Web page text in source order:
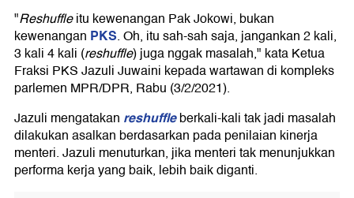
"Reshuffleitu kewenangan Pak Jokowi, bukan
kewenangan PKS. Oh, itu sah-sah saja, jangankan 2 kali,
3 kali 4 kali (reshuffle) juga nggak masalah," kata Ketua
Fraksi PKS Jazuli Juwaini kepada wartawan di kompleks
parlemen MPR/DPR, Rabu (3/2/2021).
Jazuli mengatakan reshuffleberkali-kali tak jadi masalah
dilakukan asalkan berdasarkan pada penilaian kinerja
menteri. Jazuli menuturkan, jika menteri tak menunjukkan
performa kerja yang baik, lebih baik diganti.